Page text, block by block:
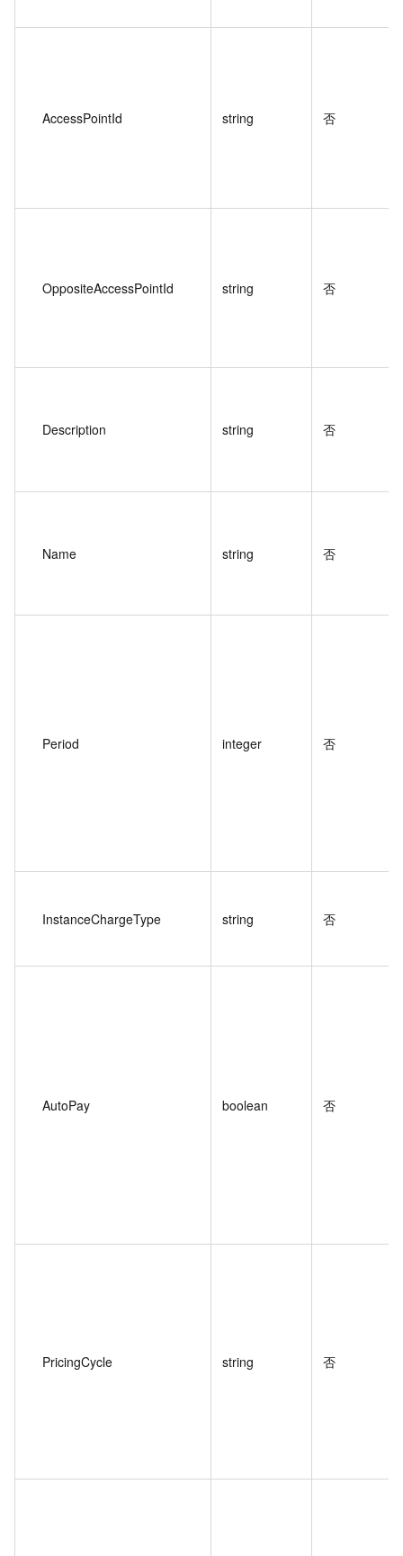
AccessPointId string 否
OppositeAccessPointId string 否
Description string 否
Name string 否
Period integer 否
InstanceChargeType string 否
AutoPay boolean 否
PricingCycle string 否